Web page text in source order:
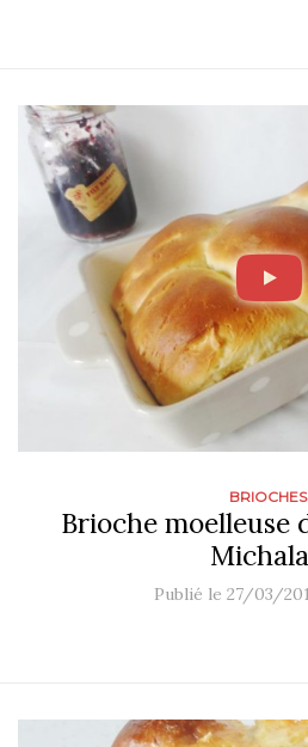
BRIOCHES
Brioche moelleuse
Publié le 27/03/